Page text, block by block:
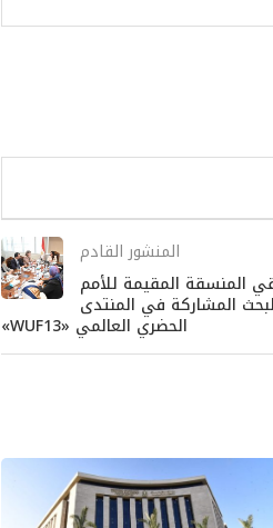
المنشور القادم
المنسقة المقيمة للأمم
المشاركة في المنتدى
الحضري العالمي «WUF13»